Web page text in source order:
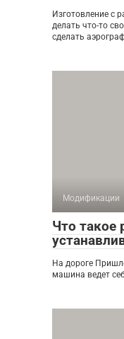
Изготовление с
делать что-то
сделать аэрограф
Модификации
Что такое
На дороге
машина ведет